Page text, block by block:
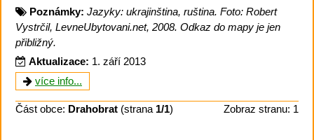
Poznámky: Jazyky: ukrajinština, ruština. Foto: Robert
Vystrčil, LevneUbytovani.net, 2008. Odkaz do mapy je jen
přibližný.
Aktualizace: 1. září 2013
více info...
Část obce: Drahobrat (strana 1/1) Zobraz stranu: 1